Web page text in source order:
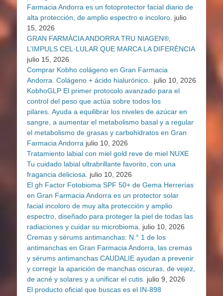
Farmacia Andorra es un fotoprotector facial diario de
alta protección, de amplio espectro e incoloro. julio
15, 2026
GRAN FARMÀCIA ANDORRA TRU NIAGEN®,
L’IMPULS CEL·LULAR QUE MARCA LA DIFERÈNCIA
julio 15, 2026
Comprar Kobho colágeno en Gran Farmacia
Andorra. Colágeno + ácido hialurónico.
julio 10, 2026
KobhoGLP El primer protocolo avanzado para el
control del peso que actúa sobre todos los
pilares. Ayuda a equilibrar los niveles de azúcar en
sangre, a aumentar el metabolismo basal y a regular
el metabolismo de grasas y carbohidratos en Gran
Farmacia Andorra julio 10, 2026
Tratamiento labial con miel gold reve de miel NUXE
Tu cuidado labial ultrabrillante favorito, con una
fragancia deliciosa.
julio 10, 2026
El gh Factor Fotobioma SPF 50+ de Gema Herrerías
en Gran Farmacia Andorra es un protector solar
facial incoloro de muy alta protección y amplio
espectro, diseñado para proteger la piel de todas las
radiaciones y cuidar su microbioma.
julio 10, 2026
Cremas y sérums antimanchas: N.° 1 de los
antimanchas en Gran Farmacia Andorra, las cremas
y sérums antimanchas CAUDALIE ayudan a prevenir
y corregir la aparición de manchas oscuras, de vejez,
de acné y solares y a unificar el cutis. julio 9, 2026
El producto oficial que buscas es el IN-898